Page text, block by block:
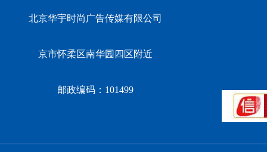
北京华宇时尚广告传媒有限公司
京市怀柔区南华园四区附近
邮政编码：101499